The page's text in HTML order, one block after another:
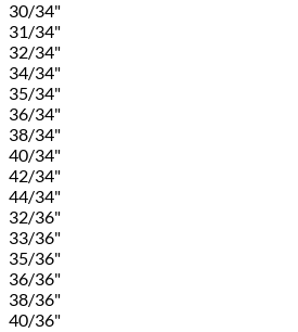
30/34"
31/34"
32/34"
34/34"
35/34"
36/34"
38/34"
40/34"
42/34"
44/34"
32/36"
33/36"
35/36"
36/36"
38/36"
40/36"